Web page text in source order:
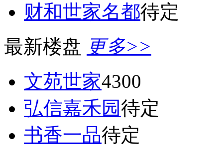
财和世家名都待定
最新楼盘 更多>>
文苑世家4300
弘信嘉禾园待定
书香一品待定